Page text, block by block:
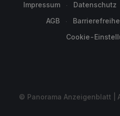
Impressum Datenschutz
AGB
Cookie-
© Panorama Anzeigenblatt |